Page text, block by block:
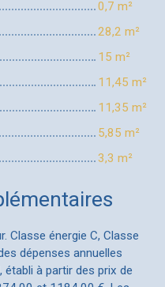
0,7 m²
28,2 m²
15 m²
11,45 m²
11,35 m²
5,85 m²
3,3 m²
Classe énergie C, Classe
dépenses annuelles
établi à partir des prix de